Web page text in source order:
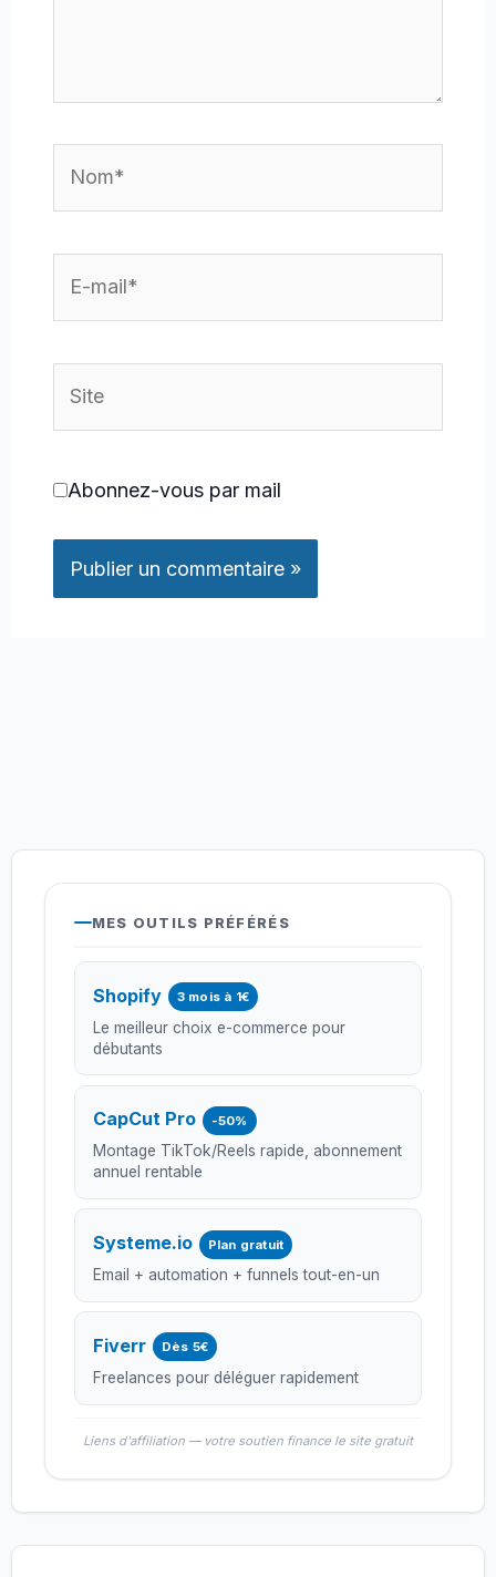
Abonnez-vous par mail
MES OUTILS PRÉFÉRÉS
Shopify 3 mois à 1€
Le meilleur choix e-commerce pour
débutants
CapCut Pro -50%
Montage TikTok/Reels rapide, abonnement
annuel rentable
Systeme.io Plan gratuit
Email + automation + funnels tout-en-un
Fiverr Dès 5€
Freelances pour déléguer rapidement
Liens d'affiliation — votre soutien finance le site gratuit